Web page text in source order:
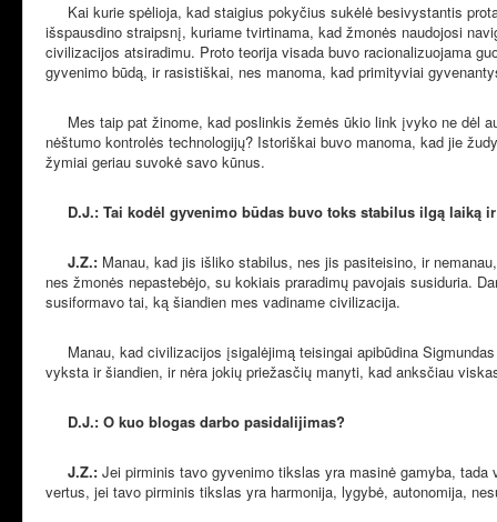
Kai kurie spėlioja, kad staigius pokyčius sukėlė besivystantis
išspausdino straipsnį, kuriame tvirtinama, kad žmonės naudojosi
civilizacijos atsiradimu. Proto teorija visada buvo racionalizuojama
gyvenimo būdą, ir rasistiškai, nes manoma, kad primityviai
Mes taip pat žinome, kad poslinkis žemės ūkio link įvyko ne dėl
nėštumo kontrolės technologijų? Istoriškai buvo manoma, kad jie
žymiai geriau suvokė savo kūnus.
D.J.: Tai kodėl gyvenimo būdas buvo toks stabilus ilgą laiką
J.Z.: Manau, kad jis išliko stabilus, nes jis pasiteisino, ir
nes žmonės nepastebėjo, su kokiais praradimų pavojais susiduria.
susiformavo tai, ką šiandien mes vadiname civilizacija.
Manau, kad civilizacijos įsigalėjimą teisingai apibūdina
vyksta ir šiandien, ir nėra jokių priežasčių manyti, kad anksčiau
D.J.: O kuo blogas darbo pasidalijimas?
J.Z.: Jei pirminis tavo gyvenimo tikslas yra masinė gamyba,
vertus, jei tavo pirminis tikslas yra harmonija, lygybė, autonomija,